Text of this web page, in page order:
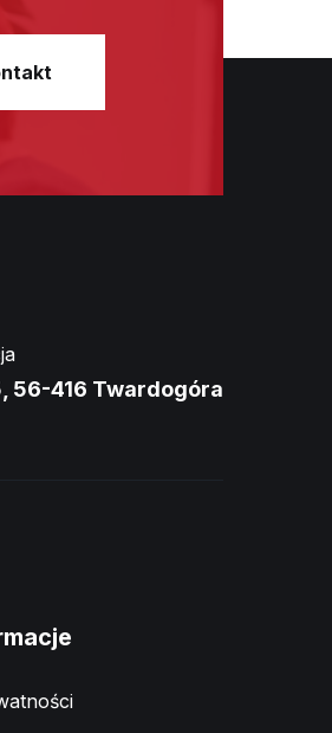
56-416 Twardogóra